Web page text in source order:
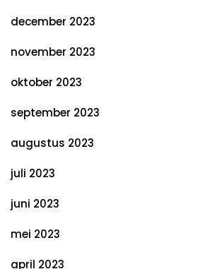
december 2023
november 2023
oktober 2023
september 2023
augustus 2023
juli 2023
juni 2023
mei 2023
april 2023